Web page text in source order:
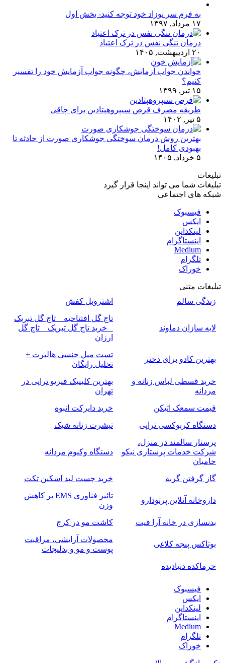
به فرم سر نوزاد خود توجه کنید- بخش اول
۱۷ مرداد, ۱۳۹۷
درمان تنگی نفس در ترک اعتیاد
۲۰ اردیبهشت, ۱۴۰۵
خواندن جواب آزمایش، چگونه جواب آزمایش خود را تفسیر
کنیم؟
۱۵ تیر, ۱۳۹۹
طریقه مصرف قرص سیپروهپتادین برای چاقی
۵ تیر, ۱۴۰۲
بهترین روش درمان سوختگی جوشکاری صورت از حادثه تا
بهبودی کامل!
۵ خرداد, ۱۴۰۵
تبلیغات
تبلیغات شما می تواند اینجا قرار گیرد
شبکه های اجتماعی
فیسبوک
ایکس
لینکداین
اینستاگرام
Medium
تلگرام
خوراک
تبلیغات متنی
زندگی سالم
اشتروبل کفش
لایه سازان دماوند
تاج گل افتتاحیه _ تاج گل تبریک
_ خرید تاج گل تبریک _ تاج گل
ارزان
بهترین کادو برای دختر
تست میل جنسی هالبرت +
تحلیل رایگان
خرید قسطی لباس زنانه و
مردانه
بهترین کلینیک فیزیو تراپی در
تهران
قیمت سمعک اتیکن
خرید دایرکت انبوه
دستگاه کربوکسی تراپی
تیشرت زنانه شیک
پرستار سالمند در منزل،
شرکت خدمات پرستاری نیکو
حامیان
دستگاه وکیوم مردانه
گاز گرفتن گربه خرید چست لید اسکین تکت
داروخانه آنلاین پرتودارو
تاثیر فناوری EMS بر کاهش
وزن
بدنسازی در خانه آرا فیت
کاشت مو در کرج
بوتاکس پنجه کلاغی
محصولات آرایشی، مراقبت
پوست و مو و بدلیجات
خرماکده دنیادیده
فیسبوک
ایکس
لینکداین
اینستاگرام
Medium
تلگرام
خوراک